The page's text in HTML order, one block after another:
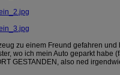
zu einem Freund gefahren
wo ich mein Auto geparkt habe
GESTANDEN, also ned